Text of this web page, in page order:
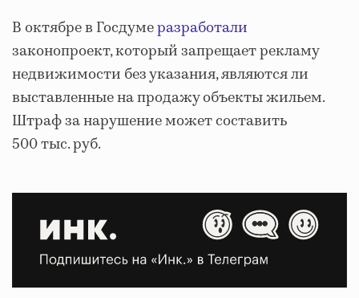
В октябре в Госдумеразработали
законопроект, который запрещает рекламу
недвижимости без указания, являются ли
выставленные на продажу объекты жильем.
Штраф за нарушение может составить
500 тыс. руб.